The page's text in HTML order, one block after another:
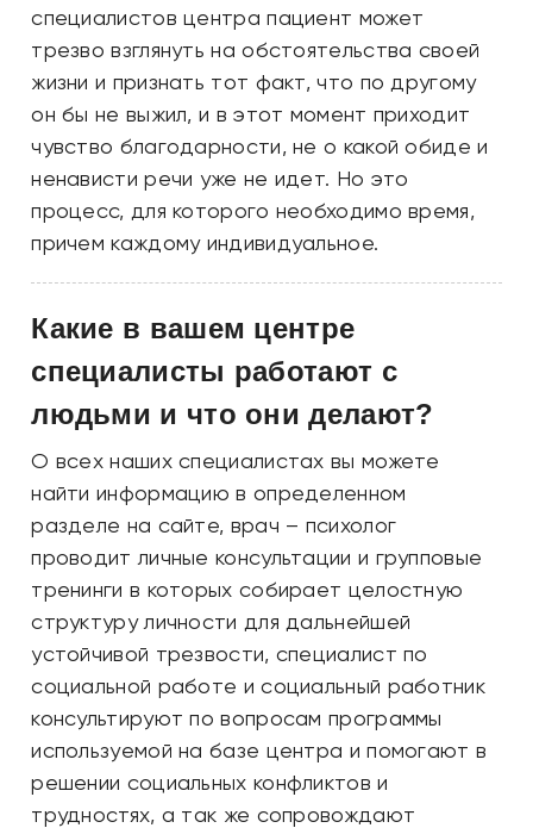
специалистов центра пациент может
трезво взглянуть на обстоятельства своей
жизни и признать тот факт, что по другому
он бы не выжил, и в этот момент приходит
чувство благодарности, не о какой обиде и
ненависти речи уже не идет. Но это
процесс, для которого необходимо время,
причем каждому индивидуальное.
Какие в вашем центре
специалисты работают с
людьми и что они делают?
О всех наших специалистах вы можете
найти информацию в определенном
разделе на сайте, врач – психолог
проводит личные консультации и групповые
тренинги в которых собирает целостную
структуру личности для дальнейшей
устойчивой трезвости, специалист по
социальной работе и социальный работник
консультируют по вопросам программы
используемой на базе центра и помогают в
решении социальных конфликтов и
трудностях, а так же сопровождают